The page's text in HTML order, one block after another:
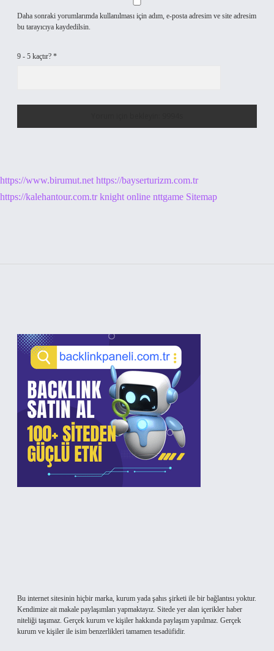
Daha sonraki yorumlarımda kullanılması için adım, e-posta adresim ve site adresim
bu tarayıcıya kaydedilsin.
9 - 5 kaçtır? *
https://www.birumut.net https://bayserturizm.com.tr
https://kalehantour.com.tr knight online nttgame Sitemap
Bu internet sitesinin hiçbir marka, kurum yada şahıs şirketi ile bir bağlantısı yoktur.
Kendimize ait makale paylaşımları yapmaktayız. Sitede yer alan içerikler haber
niteliği taşımaz. Gerçek kurum ve kişiler hakkında paylaşım yapılmaz. Gerçek
kurum ve kişiler ile isim benzerlikleri tamamen tesadüfidir.